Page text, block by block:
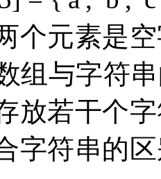
个元素是
组与字符
放若干个
字符串的